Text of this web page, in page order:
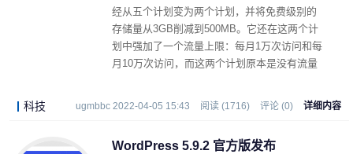
经从五个计划变为两个计划，并将免费级别的
存储量从3GB削减到500MB。它还在这两个计
划中强加了一个流量上限：每月1万次访问和每
月10万次访问，而这两个计划原本是没有流量
科技 ugmbbc 2022-04-05 15:43 阅读 (1716) 评论 (0) 详细内容
WordPress 5.9.2 官方版发布